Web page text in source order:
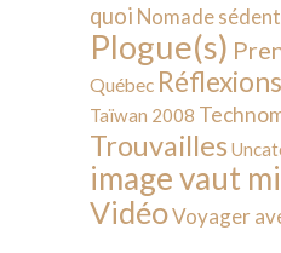
quoi Nomade
Plogue(s)
Québec Réflexions
Taïwan 2008
Trouvailles
image vaut
VidéoVoyager